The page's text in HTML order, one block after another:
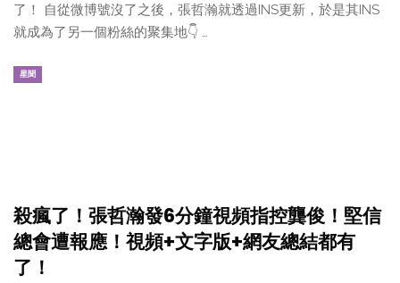
了！ 自從微博號沒了之後，張哲瀚就透過INS更新，於是其INS
就成為了另一個粉絲的聚集地👇 …
星聞
殺瘋了！張哲瀚發6分鐘視頻指控龔俊！堅信
總會遭報應！視頻+文字版+網友總結都有
了！